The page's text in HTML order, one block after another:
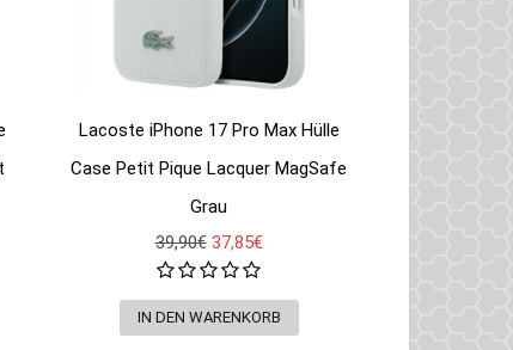
Lacoste iPhone 17 Pro Max Hülle
Case Petit Pique Lacquer MagSafe
Grau
39,90€ 37,85€